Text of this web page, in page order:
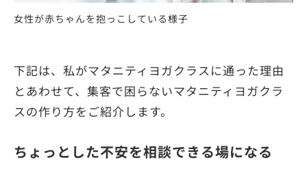
女性が赤ちゃんを抱っこしている様子
下記は、私がマタニティヨガクラスに通った理由
とあわせて、集客で困らないマタニティヨガクラ
スの作り方をご紹介します。
ちょっとした不安を相談できる場になる